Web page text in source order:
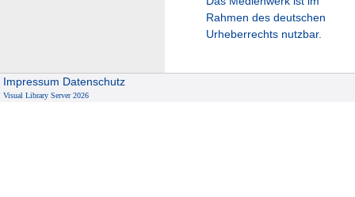
Rahmen des deutschen
Urheberrechts nutzbar.
Impressum Datenschutz
Visual Library Server 2026